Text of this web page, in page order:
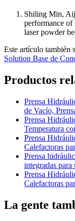
Shiling Min,
performance
laser powder
Este artículo también
Solution Base de
Productos
Prensa
de Vacío,
Prensa
Temperatura
Prensa
Calefactoras
Prensa
integradas
Prensa
Calefactoras
La gente